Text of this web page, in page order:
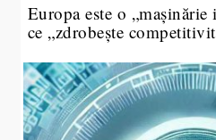
Europa este o
ce „zdrobește